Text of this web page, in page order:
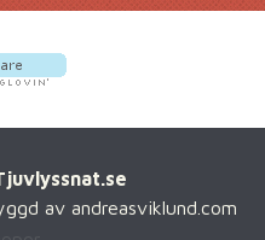
av andreasviklund.com